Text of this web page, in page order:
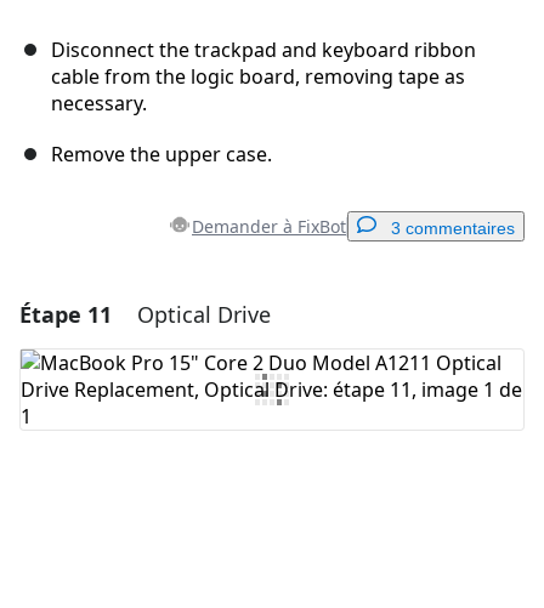
Disconnect the trackpad and keyboard ribbon
cable from the logic board, removing tape as
necessary.
Remove the upper case.
Demander à FixBot 3 commentaires
Ajouter un commentaire
Ajouter un commentaire
Étape 11 Optical Drive